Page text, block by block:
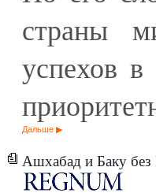
страны
успехов в
Дальше
Ашхабад и Баку без России,